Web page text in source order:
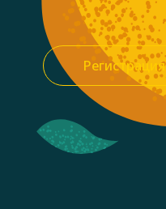
Регистрация